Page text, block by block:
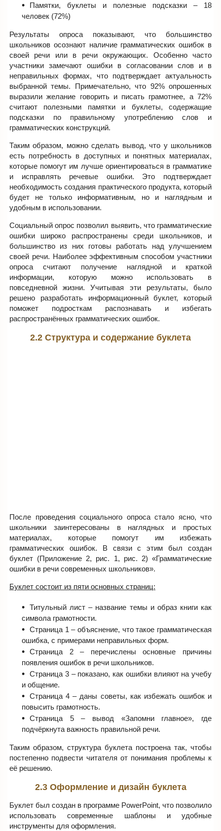
Памятки, буклеты и полезные подсказки – 18
человек (72%)
Результаты опроса показывают, что большинство
школьников осознают наличие грамматических ошибок в
своей речи или в речи окружающих. Особенно часто
участники замечают ошибки в согласовании слов и в
неправильных формах, что подтверждает актуальность
выбранной темы. Примечательно, что 92% опрошенных
выразили желание говорить и писать грамотнее, а 72%
считают полезными памятки и буклеты, содержащие
подсказки по правильному употреблению слов и
грамматических конструкций.
Таким образом, можно сделать вывод, что у школьников
есть потребность в доступных и понятных материалах,
которые помогут им лучше ориентироваться в грамматике
и исправлять речевые ошибки. Это подтверждает
необходимость создания практического продукта, который
будет не только информативным, но и наглядным и
удобным в использовании.
Социальный опрос позволил выявить, что грамматические
ошибки широко распространены среди школьников, и
большинство из них готовы работать над улучшением
своей речи. Наиболее эффективным способом участники
опроса считают получение наглядной и краткой
информации, которую можно использовать в
повседневной жизни. Учитывая эти результаты, было
решено разработать информационный буклет, который
поможет подросткам распознавать и избегать
распространённых грамматических ошибок.
2.2 Структура и содержание буклета
После проведения социального опроса стало ясно, что
школьники заинтересованы в наглядных и простых
материалах, которые помогут им избежать
грамматических ошибок. В связи с этим был создан
буклет (Приложение 2, рис. 1, рис. 2) «Грамматические
ошибки в речи современных школьников».
Буклет состоит из пяти основных страниц:
Титульный лист – название темы и образ книги как
символа грамотности.
Страница 1 – объяснение, что такое грамматическая
ошибка, с примерами неправильных форм.
Страница 2 – перечислены основные причины
появления ошибок в речи школьников.
Страница 3 – показано, как ошибки влияют на учебу
и общение.
Страница 4 – даны советы, как избежать ошибок и
повысить грамотность.
Страница 5 – вывод «Запомни главное», где
подчёркнута важность правильной речи.
Таким образом, структура буклета построена так, чтобы
постепенно подвести читателя от понимания проблемы к
её решению.
2.3 Оформление и дизайн буклета
Буклет был создан в программе PowerPoint, что позволило
использовать современные шаблоны и удобные
инструменты для оформления.